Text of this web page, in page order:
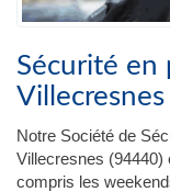
Sécurité en
Villecresnes
Notre Société de
Villecresnes (94440)
compris les